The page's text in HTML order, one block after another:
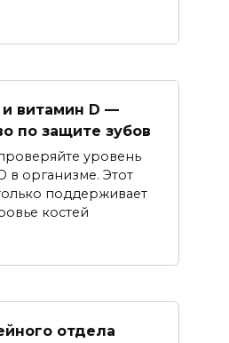
и витамин D —
по защите зубов
уровень
в организме. Этот
поддерживает
костей
отдела